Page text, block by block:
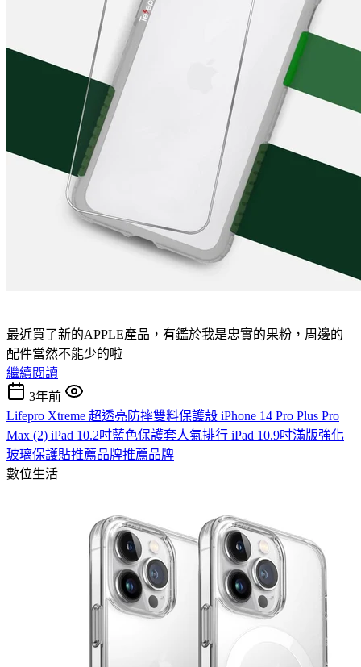
最近買了新的APPLE產品，有鑑於我是忠實的果粉，周邊的
配件當然不能少的啦
繼續閱讀
3年前
Lifepro Xtreme 超透亮防摔雙料保護殼 iPhone 14 Pro Plus Pro
Max (2) iPad 10.2吋藍色保護套人氣排行 iPad 10.9吋滿版強化
玻璃保護貼推薦品牌推薦品牌
數位生活